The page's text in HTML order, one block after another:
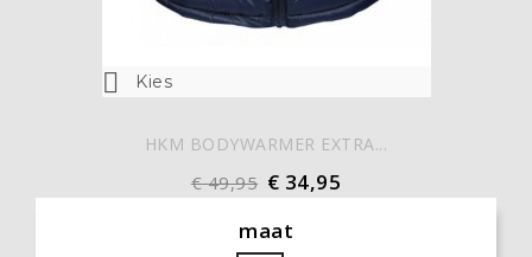
 Kies
HKM BODYWARMER EXTRA...
€ 49,95 € 34,95
maat